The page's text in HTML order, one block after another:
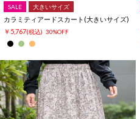
SALE 大きいサイズ
カラミティアードスカート(大きいサイズ)
￥5,767(税込) 30%OFF